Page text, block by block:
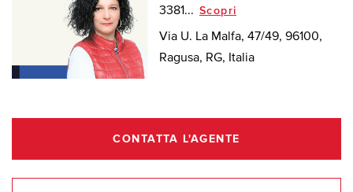
3381... Scopri
Via U. La Malfa, 47/49, 96100,
Ragusa, RG, Italia
CONTATTA L'AGENTE